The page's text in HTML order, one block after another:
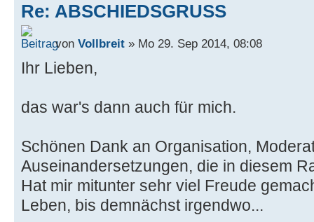
Re: ABSCHIEDSGRUSS
von Vollbreit » Mo 29. Sep 2014, 08:08
Ihr Lieben,
das war's dann auch für mich.
Schönen Dank an Organisation,
Auseinandersetzungen, die in diesem
Hat mir mitunter sehr viel Freude
Leben, bis demnächst irgendwo...